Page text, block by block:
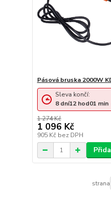
Pásová bruska 2000W
1 274 Kč
1 096 Kč
905 Kč bez DPH
Sleva končí:
8 dní12 hod01 min
strana